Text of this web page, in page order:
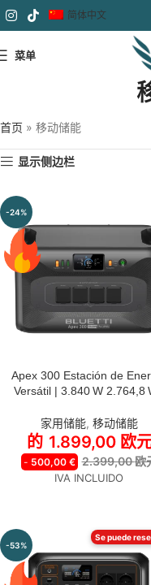
简体中文
菜单
首页 » 移动储能
显示侧边栏
-24%
OPCIONES A
APEX 300 + B300K
APEX 300 + 2*
APEX 300 +2*
Apex 300 Estación de
Versátil | 3.840 W 2.764,8
家用储能, 移动储能
的 1.899,00 欧
- 500,00 € 2.399,00欧
IVA INCLUIDO
Se puede
-53%